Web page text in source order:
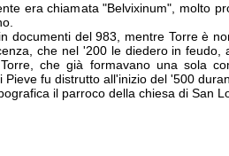
era chiamata "Belvixinum", molto
documenti del 983, mentre Torre è
che nel '200 le diedero in feudo,
che già formavano una sola
Pieve fu distrutto all'inizio del '500
il parroco della chiesa di San